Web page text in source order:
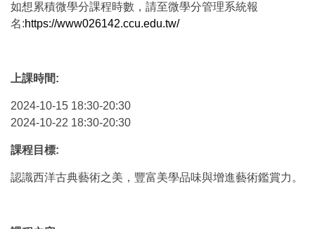
如想累積微學分課程時數，請至微學分管理系統報
名:https://www026142.ccu.edu.tw/
上課時間:
2024-10-15 18:30-20:30
2024-10-22 18:30-20:30
課程目標:
認識西洋古典藝術之美，豐富美學品味與增進藝術鑑賞力。